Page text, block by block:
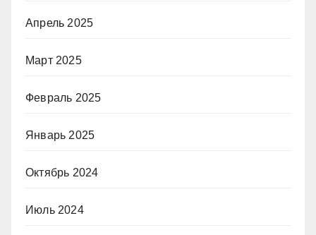
Апрель 2025
Март 2025
Февраль 2025
Январь 2025
Октябрь 2024
Июль 2024